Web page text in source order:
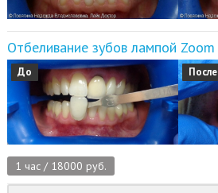
Отбеливание зубов лампой Zoom
До После
1 час / 18000 руб.